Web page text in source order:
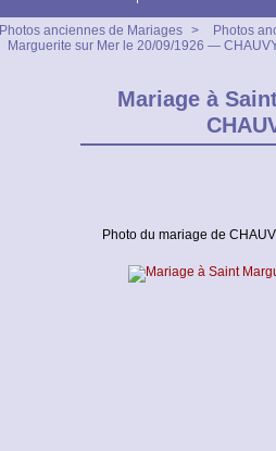
Photos anciennes de Mariages > Photos
Marguerite sur Mer le 20/09/1926 —
Mariage à
Photo du mariage de